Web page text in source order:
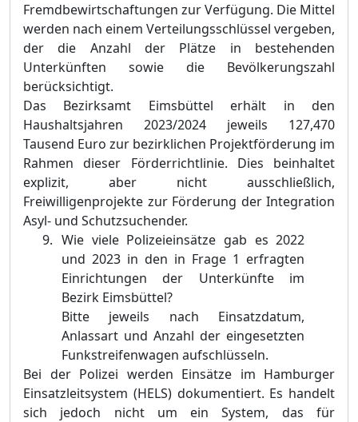
Fremdbewirtschaftungen zur Verfügung. Die Mittel
werden nach einem Verteilungsschlüssel vergeben,
der die Anzahl der Plätze in bestehenden
Unterkünften sowie die Bevölkerungszahl
berücksichtigt.
Das Bezirksamt Eimsbüttel erhält in den
Haushaltsjahren 2023/2024 jeweils 127,470
Tausend Euro zur bezirklichen Projektförderung im
Rahmen dieser Förderrichtlinie. Dies beinhaltet
explizit, aber nicht ausschließlich,
Freiwilligenprojekte zur Förderung der Integration
Asyl- und Schutzsuchender.
Wie viele Polizeieinsätze gab es 2022
und 2023 in den in Frage 1 erfragten
Einrichtungen der Unterkünfte im
Bezirk Eimsbüttel?
Bitte jeweils nach Einsatzdatum,
Anlassart und Anzahl der eingesetzten
Funkstreifenwagen aufschlüsseln.
Bei der Polizei werden Einsätze im Hamburger
Einsatzleitsystem (HELS) dokumentiert. Es handelt
sich jedoch nicht um ein System, das für